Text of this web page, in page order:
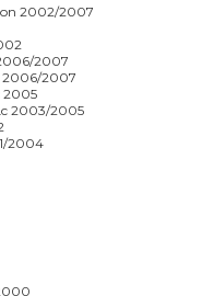
2002/2007
2007
2006/2007
2005
2003/2005
2004